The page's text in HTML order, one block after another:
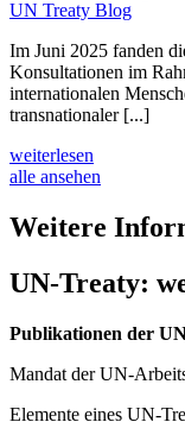
UN Treaty Blog
Im Juni 2025 fanden
Konsultationen im
internationalen
transnationaler [...]
weiterlesen
alle ansehen
Weitere
UN-Treaty:
Publikationen der
Mandat der UN-
Elemente eines UN-